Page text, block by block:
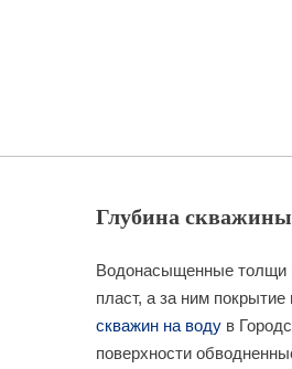
Глубина скважины
Водонасыщенные толщи
пласт, а за ним покрытие
скважин на воду в
поверхности